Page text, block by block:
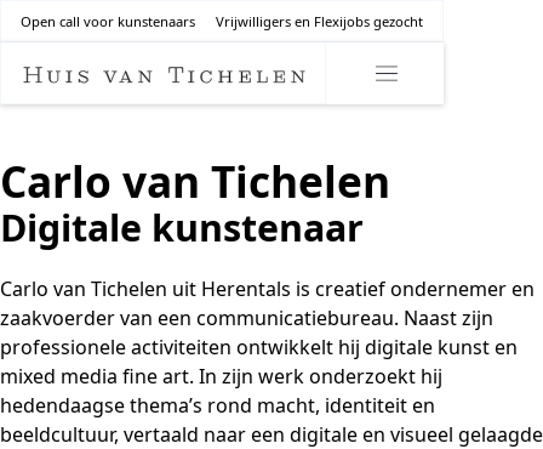
Open call voor kunstenaars Vrijwilligers en Flexijobs gezocht
Carlo van Tichelen
Digitale kunstenaar
Carlo van Tichelen uit Herentals is creatief ondernemer en
zaakvoerder van een communicatiebureau. Naast zijn
professionele activiteiten ontwikkelt hij digitale kunst en
mixed media fine art. In zijn werk onderzoekt hij
hedendaagse thema’s rond macht, identiteit en
beeldcultuur, vertaald naar een digitale en visueel gelaagde